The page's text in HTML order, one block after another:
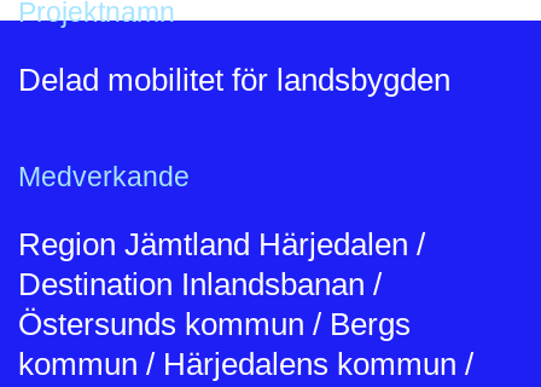
Projektnamn
Delad mobilitet för landsbygden
Medverkande
Region Jämtland Härjedalen /
Destination Inlandsbanan /
Östersunds kommun / Bergs
kommun / Härjedalens kommun /